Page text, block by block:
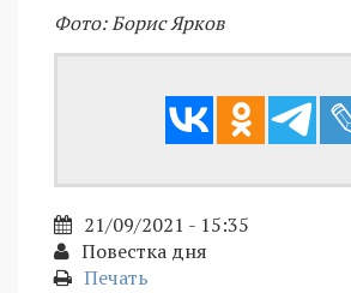
Фото: Борис Ярков
21/09/2021 - 15:35
Повестка дня
Печать